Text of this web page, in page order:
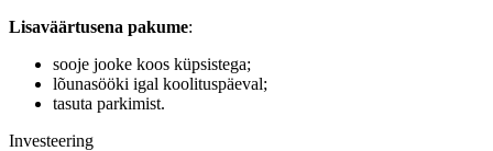
Lisaväärtusena pakume:
sooje jooke koos küpsistega;
lõunasööki igal koolituspäeval;
tasuta parkimist.
Investeering